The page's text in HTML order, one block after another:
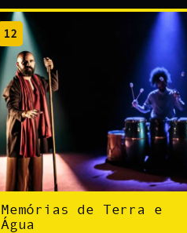
12
Memórias de Terra e
Água